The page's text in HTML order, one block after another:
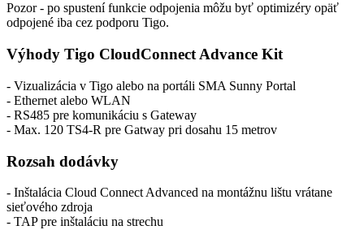
Pozor - po spustení funkcie odpojenia môžu byť optimizéry opäť
odpojené iba cez podporu Tigo.
Výhody Tigo CloudConnect Advance Kit
- Vizualizácia v Tigo alebo na portáli SMA Sunny Portal
- Ethernet alebo WLAN
- RS485 pre komunikáciu s Gateway
- Max. 120 TS4-R pre Gatway pri dosahu 15 metrov
Rozsah dodávky
- Inštalácia Cloud Connect Advanced na montážnu lištu vrátane
sieťového zdroja
- TAP pre inštaláciu na strechu